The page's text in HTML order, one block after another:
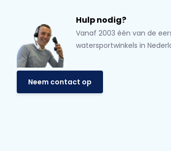
Hulp nodig?
Vanaf 2003 één van de
watersportwinkels in
Neem contact op